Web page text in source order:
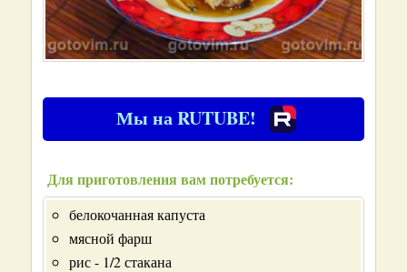
Мы на RUTUBE!
Для приготовления вам потребуется:
белокочанная капуста
мясной фарш
рис - 1/2 стакана